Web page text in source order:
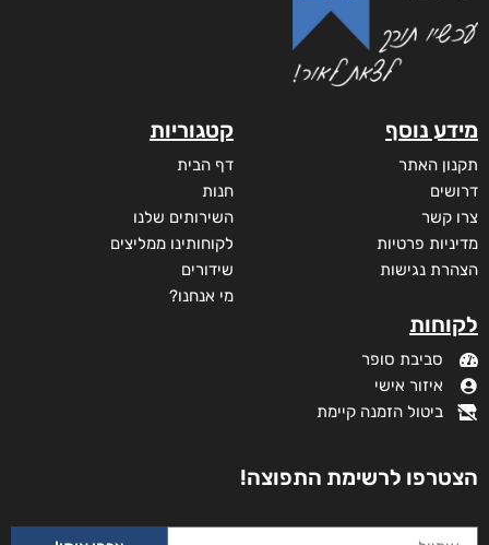
מידע נוסף
תקנון האתר
דרושים
צרו קשר
מדיניות פרטיות
הצהרת נגישות
לקוחות
סביבת סופר
איזור אישי
ביטול הזמנה קיימת
קטגוריות
דף הבית
חנות
השירותים שלנו
לקוחותינו ממליצים
שידורים
מי אנחנו?
הצטרפו לרשימת התפוצה!